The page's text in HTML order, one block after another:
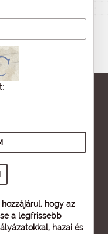
hogy az
a legfrissebb
hazai és